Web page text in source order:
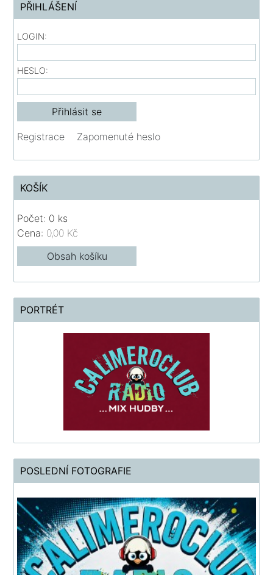
PŘIHLÁŠENÍ
LOGIN:
HESLO:
Registrace Zapomenuté heslo
KOŠÍK
Počet: 0 ks
Cena: 0,00 Kč
Obsah košíku
PORTRÉT
POSLEDNÍ FOTOGRAFIE